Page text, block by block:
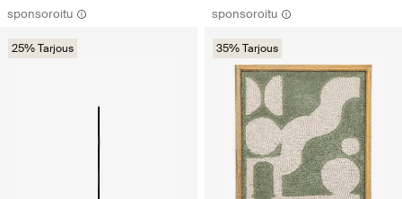
sponsoroitu
25% Tarjous
sponsoroitu
35% Tarjous